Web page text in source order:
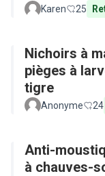
Karen 25
Nichoirs à
pièges à
tigre
Anonyme 24
Anti-
à chauves-